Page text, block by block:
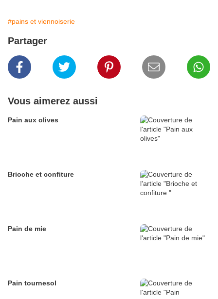
#pains et viennoiserie
Partager
Vous aimerez aussi
Pain aux olives
Brioche et confiture
Pain de mie
Pain tournesol